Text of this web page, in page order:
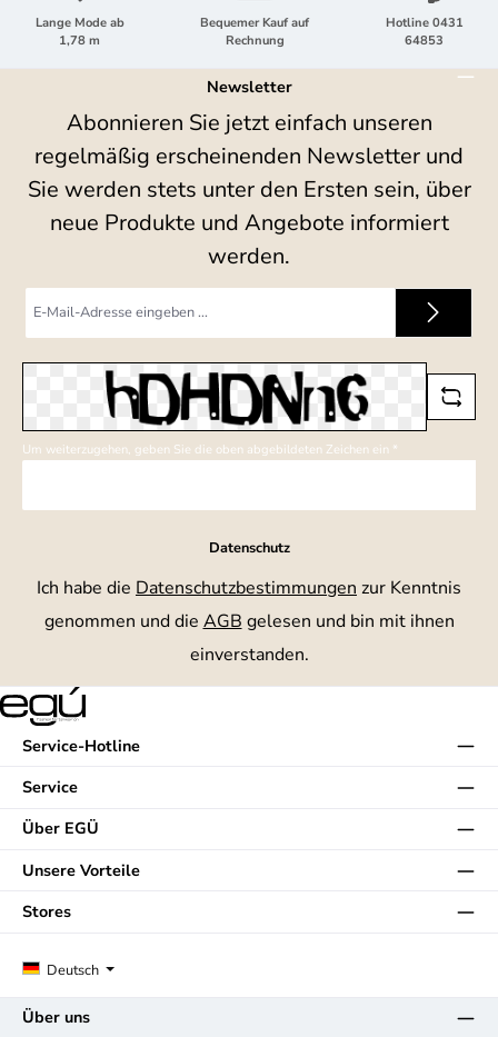
Lange Mode ab
1,78 m
Bequemer Kauf auf
Rechnung
Hotline 0431
64853
Newsletter
Abonnieren Sie jetzt einfach unseren
regelmäßig erscheinenden Newsletter und
Sie werden stets unter den Ersten sein, über
neue Produkte und Angebote informiert
werden.
Mail-
Um weiterzugehen, geben Sie die oben abgebildeten Zeichen ein *
Datenschutz
Ich habe die Datenschutzbestimmungen zur Kenntnis
genommen und die AGB gelesen und bin mit ihnen
einverstanden.
Service-Hotline
Service
Über EGÜ
Unsere Vorteile
Deutsch
Stores
Über uns